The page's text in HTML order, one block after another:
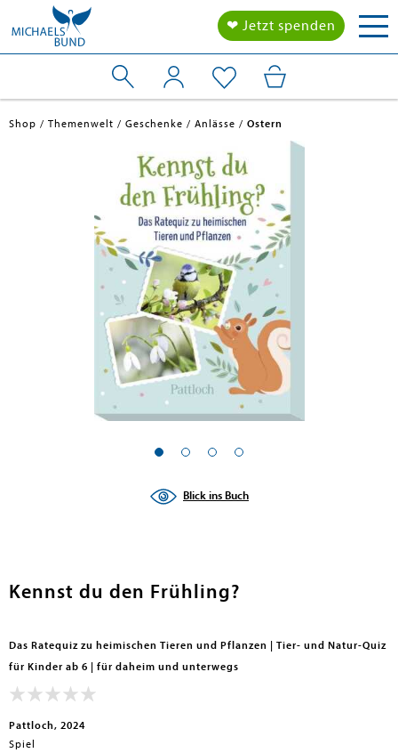
❤ Jetzt spenden
Shop Themenwelt Geschenke Anlässe Ostern
Blick ins Buch
Kennst du den Frühling?
Das Ratequiz zu heimischen Tieren und Pflanzen | Tier- und Natur-Quiz
für Kinder ab 6 | für daheim und unterwegs
Pattloch, 2024
Spiel